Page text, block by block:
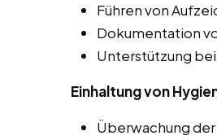
Führen von
Dokumentation
Unterstützung
Einhaltung von
Überwachung